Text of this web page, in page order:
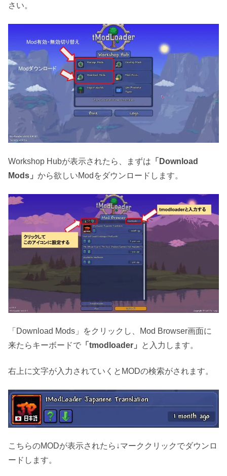
さい。
Workshop Hubが表示されたら、まずは 「Download
Mods」 から欲しいModをダウンロードします。
「Download Mods」をクリックし、Mod Browser画面に
来たらキーボードで 「tmodloader」 と入力します。
右上に文字が入力されていくとMODの検索がされます。
こちらのMODが表示されたら↓マーククリックでダウンロ
ードします。